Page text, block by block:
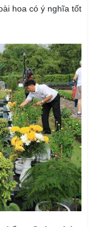
hoa có ý nghĩa tốt